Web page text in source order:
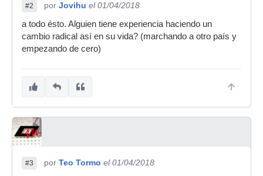
#2 por Jovihu el 01/04/2018
a todo ésto. Alguien tiene experiencia haciendo un
cambio radical así en su vida? (marchando a otro país y
empezando de cero)
#3 por Teo Tormo el 01/04/2018